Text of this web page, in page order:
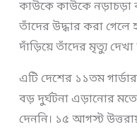
কাউকে কাউকে নড়াচড়া
তাঁদের উদ্ধার করা
দাঁড়িয়ে তাঁদের মৃত্যু
এটি দেশের ১১তম
বড় দুর্ঘটনা এড়ানোর মতো
দেননি। ১৫ আগস্ট